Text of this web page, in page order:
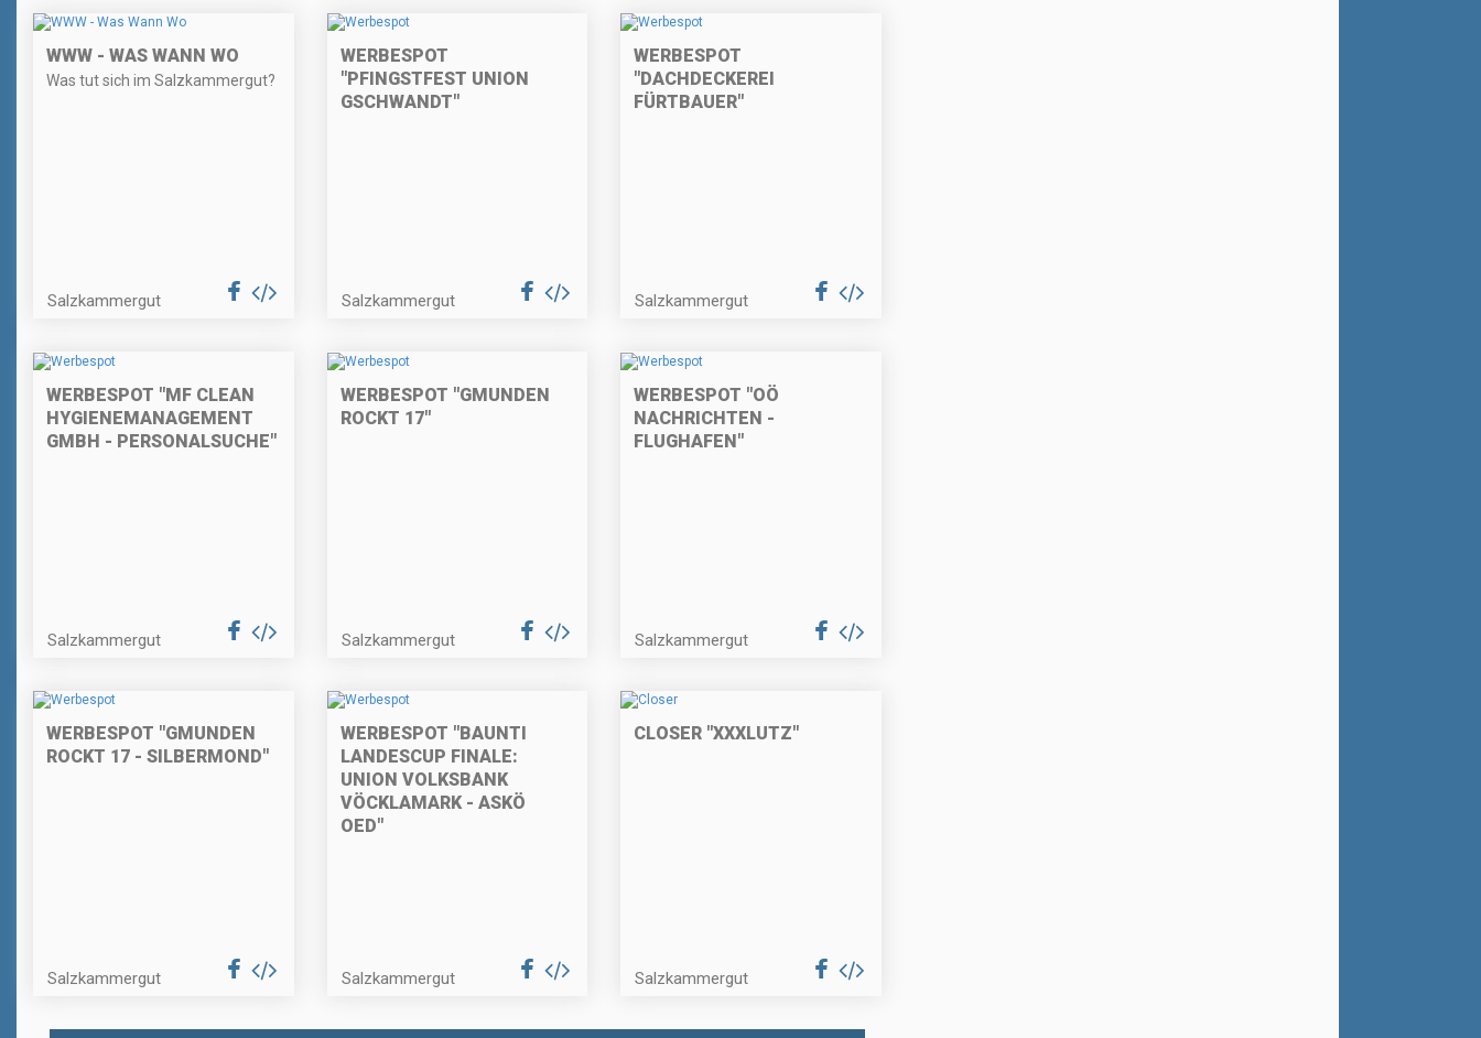
WWW - WAS WANN WO
Was tut sich im Salzkammergut?
Salzkammergut
WERBESPOT
"PFINGSTFEST UNION
GSCHWANDT"
Salzkammergut
WERBESPOT
"DACHDECKEREI
FÜRTBAUER"
Salzkammergut
WERBESPOT "MF CLEAN
HYGIENEMANAGEMENT
GMBH - PERSONALSUCHE"
Salzkammergut
WERBESPOT "GMUNDEN
ROCKT 17"
Salzkammergut
WERBESPOT "OÖ
NACHRICHTEN -
FLUGHAFEN"
Salzkammergut
WERBESPOT "GMUNDEN
ROCKT 17 - SILBERMOND"
Salzkammergut
WERBESPOT "BAUNTI
LANDESCUP FINALE:
UNION VOLKSBANK
VÖCKLAMARK - ASKÖ
OED"
Salzkammergut
CLOSER "XXXLUTZ"
Salzkammergut